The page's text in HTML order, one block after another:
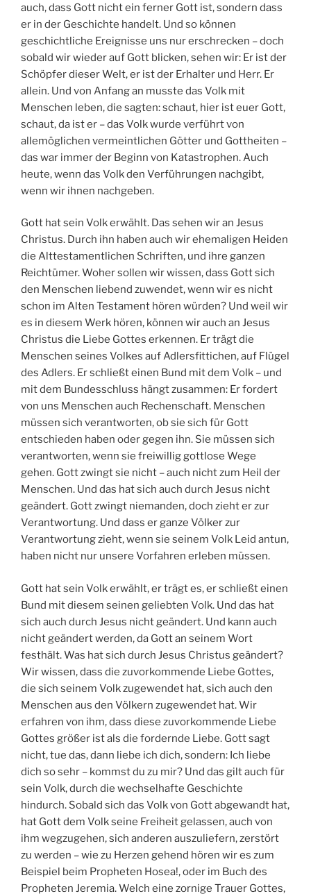
auch, dass Gott nicht ein ferner Gott ist, sondern dass
er in der Geschichte handelt. Und so können
geschichtliche Ereignisse uns nur erschrecken – doch
sobald wir wieder auf Gott blicken, sehen wir: Er ist der
Schöpfer dieser Welt, er ist der Erhalter und Herr. Er
allein. Und von Anfang an musste das Volk mit
Menschen leben, die sagten: schaut, hier ist euer Gott,
schaut, da ist er – das Volk wurde verführt von
allemöglichen vermeintlichen Götter und Gottheiten –
das war immer der Beginn von Katastrophen. Auch
heute, wenn das Volk den Verführungen nachgibt,
wenn wir ihnen nachgeben.
Gott hat sein Volk erwählt. Das sehen wir an Jesus
Christus. Durch ihn haben auch wir ehemaligen Heiden
die Alttestamentlichen Schriften, und ihre ganzen
Reichtümer. Woher sollen wir wissen, dass Gott sich
den Menschen liebend zuwendet, wenn wir es nicht
schon im Alten Testament hören würden? Und weil wir
es in diesem Werk hören, können wir auch an Jesus
Christus die Liebe Gottes erkennen. Er trägt die
Menschen seines Volkes auf Adlersfittichen, auf Flügel
des Adlers. Er schließt einen Bund mit dem Volk – und
mit dem Bundesschluss hängt zusammen: Er fordert
von uns Menschen auch Rechenschaft. Menschen
müssen sich verantworten, ob sie sich für Gott
entschieden haben oder gegen ihn. Sie müssen sich
verantworten, wenn sie freiwillig gottlose Wege
gehen. Gott zwingt sie nicht – auch nicht zum Heil der
Menschen. Und das hat sich auch durch Jesus nicht
geändert. Gott zwingt niemanden, doch zieht er zur
Verantwortung. Und dass er ganze Völker zur
Verantwortung zieht, wenn sie seinem Volk Leid antun,
haben nicht nur unsere Vorfahren erleben müssen.
Gott hat sein Volk erwählt, er trägt es, er schließt einen
Bund mit diesem seinen geliebten Volk. Und das hat
sich auch durch Jesus nicht geändert. Und kann auch
nicht geändert werden, da Gott an seinem Wort
festhält. Was hat sich durch Jesus Christus geändert?
Wir wissen, dass die zuvorkommende Liebe Gottes,
die sich seinem Volk zugewendet hat, sich auch den
Menschen aus den Völkern zugewendet hat. Wir
erfahren von ihm, dass diese zuvorkommende Liebe
Gottes größer ist als die fordernde Liebe. Gott sagt
nicht, tue das, dann liebe ich dich, sondern: Ich liebe
dich so sehr – kommst du zu mir? Und das gilt auch für
sein Volk, durch die wechselhafte Geschichte
hindurch. Sobald sich das Volk von Gott abgewandt hat,
hat Gott dem Volk seine Freiheit gelassen, auch von
ihm wegzugehen, sich anderen auszuliefern, zerstört
zu werden – wie zu Herzen gehend hören wir es zum
Beispiel beim Propheten Hosea!, oder im Buch des
Propheten Jeremia. Welch eine zornige Trauer Gottes,